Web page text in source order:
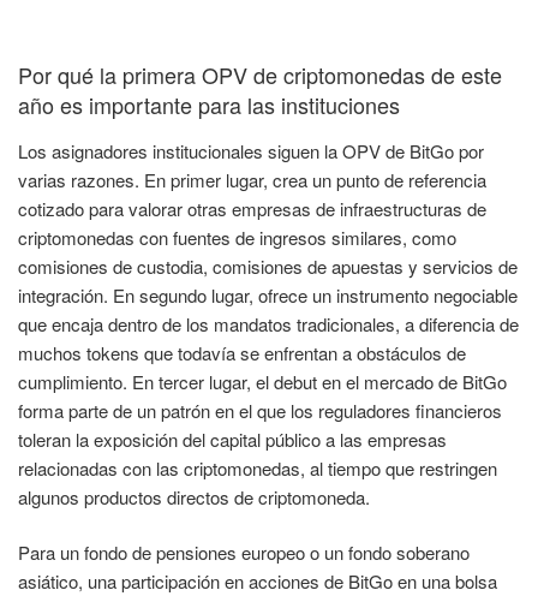
Por qué la primera OPV de criptomonedas de este
año es importante para las instituciones
Los asignadores institucionales siguen la OPV de BitGo por
varias razones. En primer lugar, crea un punto de referencia
cotizado para valorar otras empresas de infraestructuras de
criptomonedas con fuentes de ingresos similares, como
comisiones de custodia, comisiones de apuestas y servicios de
integración. En segundo lugar, ofrece un instrumento negociable
que encaja dentro de los mandatos tradicionales, a diferencia de
muchos tokens que todavía se enfrentan a obstáculos de
cumplimiento. En tercer lugar, el debut en el mercado de BitGo
forma parte de un patrón en el que los reguladores financieros
toleran la exposición del capital público a las empresas
relacionadas con las criptomonedas, al tiempo que restringen
algunos productos directos de criptomoneda.
Para un fondo de pensiones europeo o un fondo soberano
asiático, una participación en acciones de BitGo en una bolsa